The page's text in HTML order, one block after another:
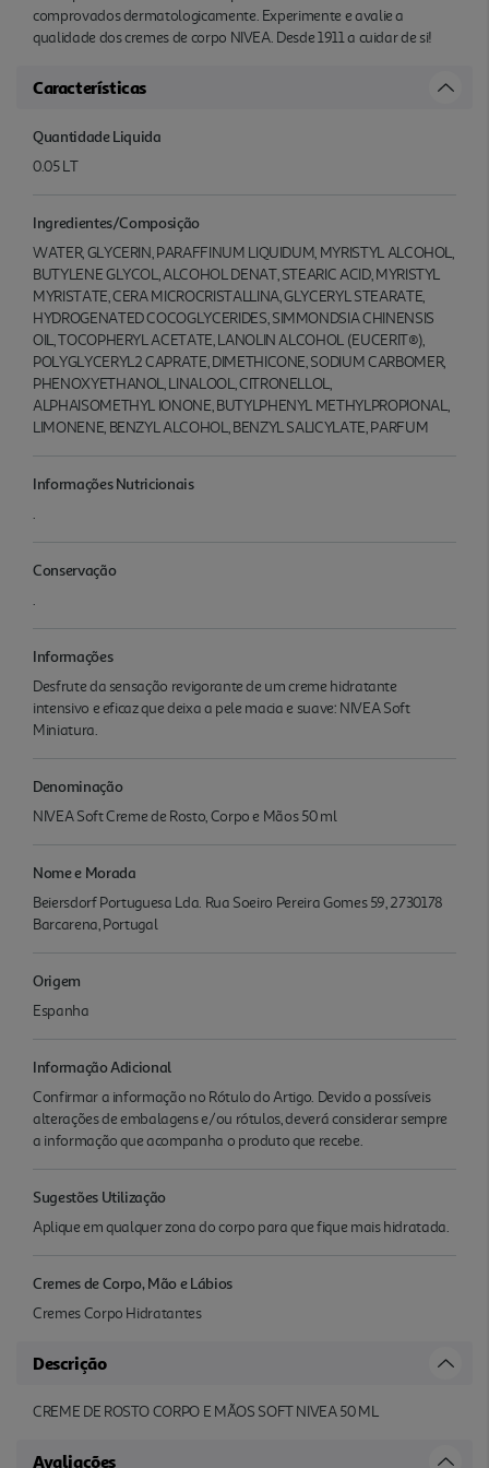
comprovados dermatologicamente. Experimente e avalie a
qualidade dos cremes de corpo NIVEA. Desde 1911 a cuidar de si!
Características
Quantidade Liquida
0.05 LT
Ingredientes/Composição
WATER, GLYCERIN, PARAFFINUM LIQUIDUM, MYRISTYL ALCOHOL,
BUTYLENE GLYCOL, ALCOHOL DENAT, STEARIC ACID, MYRISTYL
MYRISTATE, CERA MICROCRISTALLINA, GLYCERYL STEARATE,
HYDROGENATED COCOGLYCERIDES, SIMMONDSIA CHINENSIS
OIL, TOCOPHERYL ACETATE, LANOLIN ALCOHOL (EUCERIT®),
POLYGLYCERYL2 CAPRATE, DIMETHICONE, SODIUM CARBOMER,
PHENOXYETHANOL, LINALOOL, CITRONELLOL,
ALPHAISOMETHYL IONONE, BUTYLPHENYL METHYLPROPIONAL,
LIMONENE, BENZYL ALCOHOL, BENZYL SALICYLATE, PARFUM
Informações Nutricionais
.
Conservação
.
Informações
Desfrute da sensação revigorante de um creme hidratante
intensivo e eficaz que deixa a pele macia e suave: NIVEA Soft
Miniatura.
Denominação
NIVEA Soft Creme de Rosto, Corpo e Mãos 50 ml
Nome e Morada
Beiersdorf Portuguesa Lda. Rua Soeiro Pereira Gomes 59, 2730178
Barcarena, Portugal
Origem
Espanha
Informação Adicional
Confirmar a informação no Rótulo do Artigo. Devido a possíveis
alterações de embalagens e/ou rótulos, deverá considerar sempre
a informação que acompanha o produto que recebe.
Sugestões Utilização
Aplique em qualquer zona do corpo para que fique mais hidratada.
Cremes de Corpo, Mão e Lábios
Cremes Corpo Hidratantes
Descrição
CREME DE ROSTO CORPO E MÃOS SOFT NIVEA 50 ML
Avaliações